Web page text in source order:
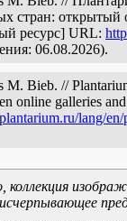
стран: открытый
ресурс] URL:
06.08.2026).
M. Bieb. //
online galleries
lang/